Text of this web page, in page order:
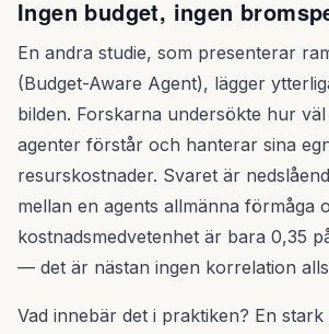
Ingen budget, ingen
En andra studie, som presenterar
(Budget-Aware Agent), lägger
bilden. Forskarna undersökte hur
agenter förstår och hanterar sina
resurskostnader. Svaret är
mellan en agents allmänna förmåga
kostnadsmedvetenhet är bara 0,35
— det är nästan ingen korrelation
Vad innebär det i praktiken? En